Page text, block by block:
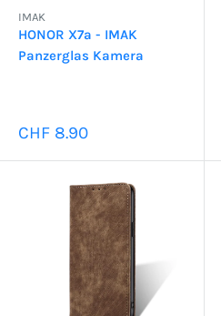
IMAK
HONOR X7a - IMAK
Panzerglas Kamera
Sonderpreis
CHF 8.90